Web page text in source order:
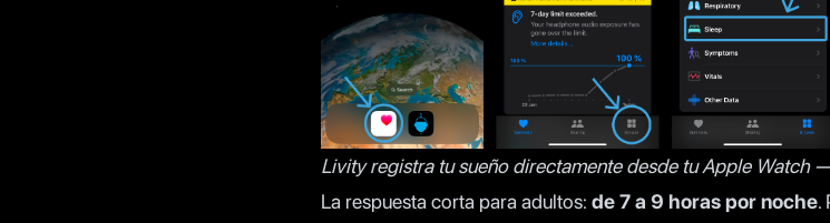
Livity registra tu sueño directamente desde tu Apple Watch
La respuesta corta para adultos: de 7 a 9 horas por noche.